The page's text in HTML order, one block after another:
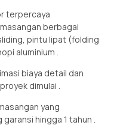
terpercaya
berbagai
pintu lipat (folding
aluminium .
biaya detail dan
dimulai .
yang
hingga 1 tahun .